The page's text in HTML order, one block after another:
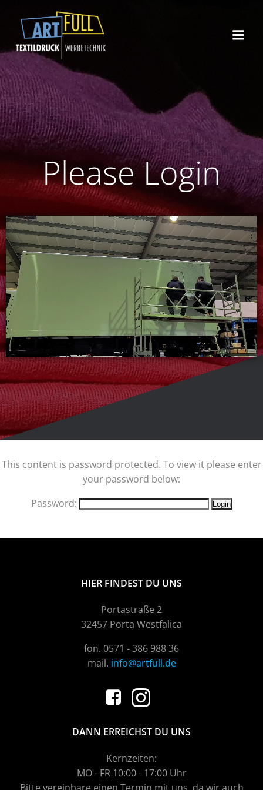
Please Login
This content is password protected. To view it please enter
your password below:
Password:
HIER FINDEST DU UNS
Portastraße 2
32457 Porta Westfalica
fon. 0571 - 386 988 36
mail. info@artfull.de
DANN ERREICHST DU UNS
Kernzeiten:
MO - FR 10:00 - 17:00 Uhr
Bitte vereinbare einen Termin mit uns, da wir auch